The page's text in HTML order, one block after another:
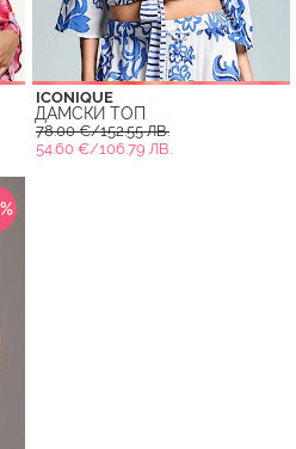
ICONIQUE
ДАМСКИ ТОП
78.00 €/152.55 ЛВ.
54.60 €/106.79 ЛВ.